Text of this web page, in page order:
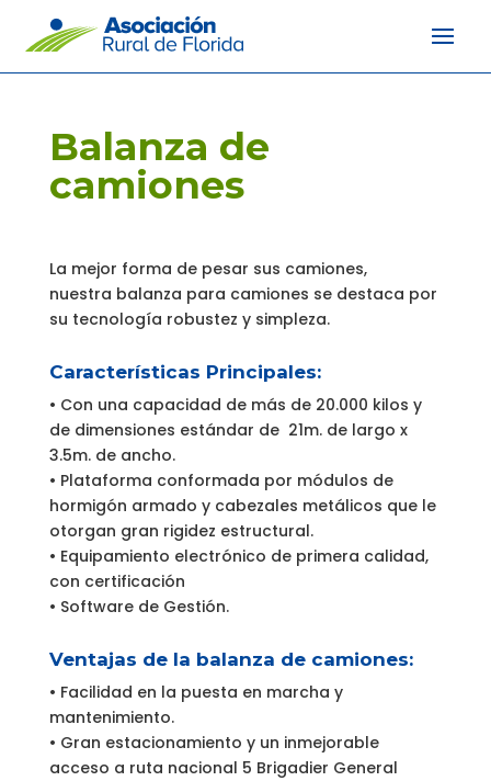
Balanza de
camiones
La mejor forma de pesar sus camiones,
nuestra balanza para camiones se destaca por
su tecnología robustez y simpleza.
Características Principales:
• Con una capacidad de más de 20.000 kilos y
de dimensiones estándar de 21m. de largo x
3.5m. de ancho.
• Plataforma conformada por módulos de
hormigón armado y cabezales metálicos que le
otorgan gran rigidez estructural.
• Equipamiento electrónico de primera calidad,
con certificación
• Software de Gestión.
Ventajas de la balanza de camiones:
• Facilidad en la puesta en marcha y
mantenimiento.
• Gran estacionamiento y un inmejorable
acceso a ruta nacional 5 Brigadier General